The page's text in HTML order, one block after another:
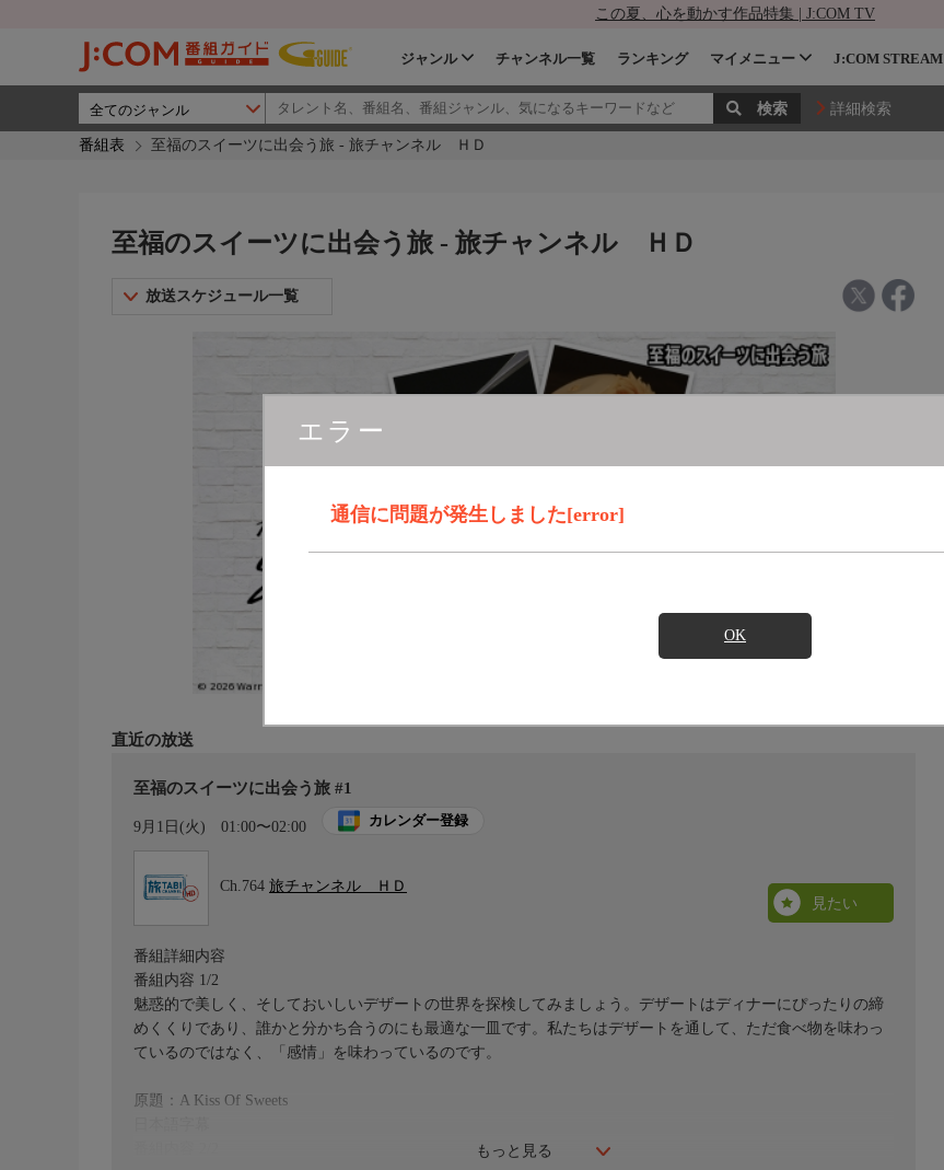
この夏、心を動かす作品特集 | J:COM TV
ジャンル チャンネル一覧 ランキング マイメニュー J:COM STREAM
詳細検索
番組表 至福のスイーツに出会う旅 - 旅チャンネル ＨＤ
エラー
通信に問題が発生しました[error]
OK
至福のスイーツに出会う旅 - 旅チャンネル ＨＤ
放送スケジュール一覧
直近の放送
至福のスイーツに出会う旅 #1
9月1日(火) 01:00〜02:00 カレンダー登録
Ch.764 旅チャンネル ＨＤ
見たい
もっと見る
番組詳細内容
番組内容 1/2
魅惑的で美しく、そしておいしいデザートの世界を探検してみましょう。デザートはディナーにぴったりの締
めくくりであり、誰かと分かち合うのにも最適な一皿です。私たちはデザートを通して、ただ食べ物を味わっ
ているのではなく、「感情」を味わっているのです。
原題：A Kiss Of Sweets